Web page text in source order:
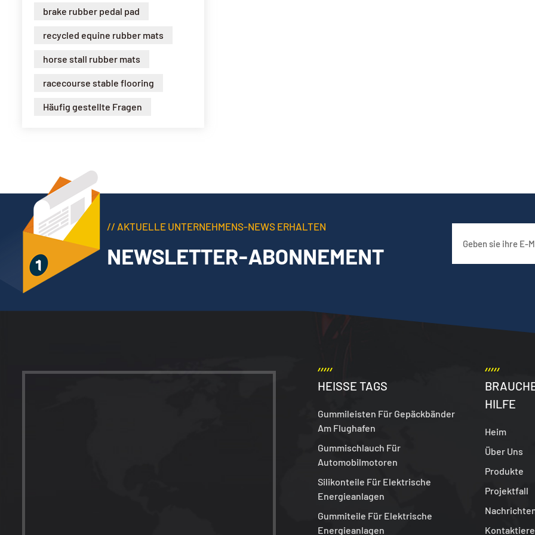
brake rubber pedal pad
recycled equine rubber mats
horse stall rubber mats
racecourse stable flooring
Häufig gestellte Fragen
// AKTUELLE UNTERNEHMENS-NEWS ERHALTEN
NEWSLETTER-ABONNEMENT
HEISSE TAGS
Gummileisten Für Gepäckbänder
Am Flughafen
Gummischlauch Für
Automobilmotoren
Silikonteile Für Elektrische
Energieanlagen
Gummiteile Für Elektrische
Energieanlagen
HILFE
Heim
Über Uns
Produkte
Projektfall